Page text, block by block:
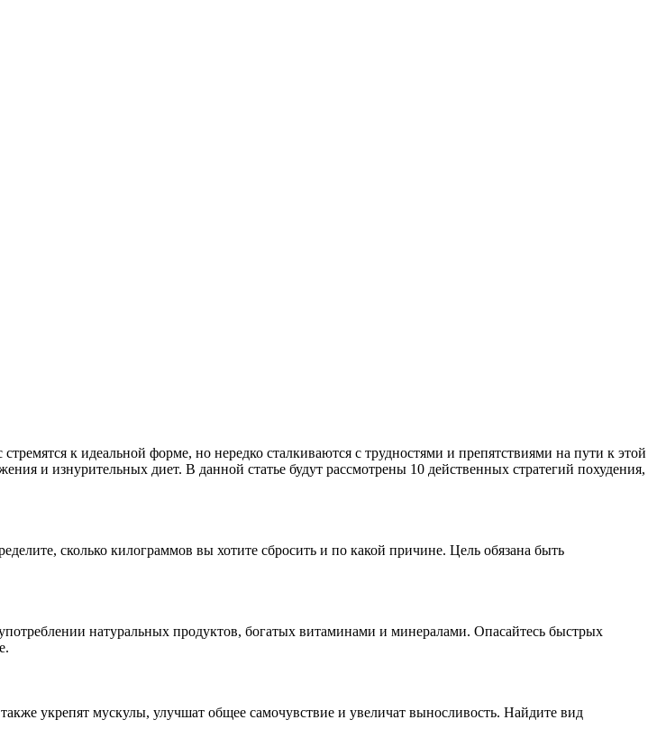
к идеальной форме, но нередко сталкиваются с трудностями и препятствиями на пути к этой
и изнурительных диет. В данной статье будут рассмотрены 10 действенных стратегий похудения,
сколько килограммов вы хотите сбросить и по какой причине. Цель обязана быть
натуральных продуктов, богатых витаминами и минералами. Опасайтесь быстрых
укрепят мускулы, улучшат общее самочувствие и увеличат выносливость. Найдите вид